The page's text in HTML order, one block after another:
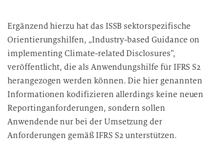
Ergänzend hierzu hat das ISSB sektorspezifische
Orientierungshilfen, „Industry-based Guidance on
implementing Climate-related Disclosures“,
veröffentlicht, die als Anwendungshilfe für IFRS S2
herangezogen werden können. Die hier genannten
Informationen kodifizieren allerdings keine neuen
Reportinganforderungen, sondern sollen
Anwendende nur bei der Umsetzung der
Anforderungen gemäß IFRS S2 unterstützen.